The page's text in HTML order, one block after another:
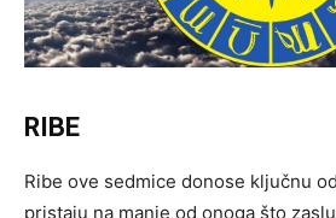
RIBE
Ribe ove sedmice donose ključnu
pristaju na manje od onoga što